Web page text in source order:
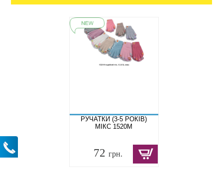
РУЧАТКИ (3-5 РОКІВ)
МІКС 1520M
72грн.